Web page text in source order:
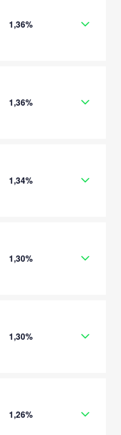
1,36%
1,36%
1,34%
1,30%
1,30%
1,26%